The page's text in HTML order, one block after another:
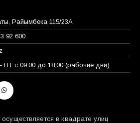
Райымбека 115/23A
92 600
с 09:00 до 18:00 (рабочие дни)
в квадрате улиц